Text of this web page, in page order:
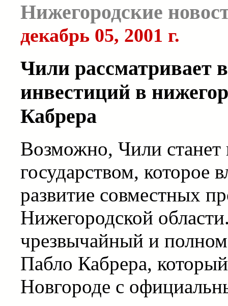
Нижегородские
декабрь 05, 2001 г.
Чили рассматривает
инвестиций в
Кабрера
Возможно, Чили
государством, которое
развитие совместных
Нижегородской
чрезвычайный и
Пабло Кабрера,
Новгороде с